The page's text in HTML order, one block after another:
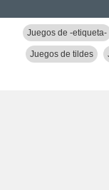
Juegos de -etiqueta-
Juegos de tildes